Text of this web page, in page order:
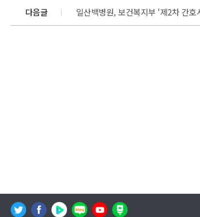
다음글 일산백병원, 보건복지부 ‘제2차 간